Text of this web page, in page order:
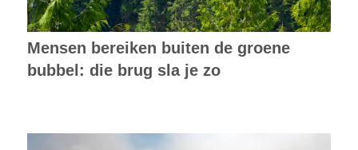
Mensen bereiken buiten de groene
bubbel: die brug sla je zo